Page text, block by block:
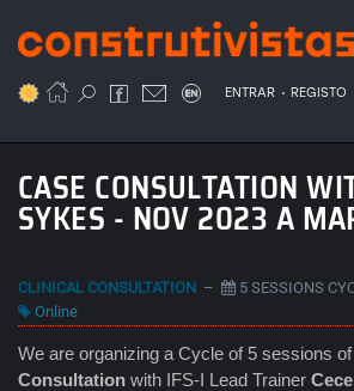
para
conteúdo
ENTRAR . REGISTO
CASE CONSULTATION
SYKES - NOV 2023 A
CLINICAL CONSULTATION –
5 SESSIONS
Online
We are organizing a Cycle of 5 sessions of
Consultation with IFS-I Lead Trainer